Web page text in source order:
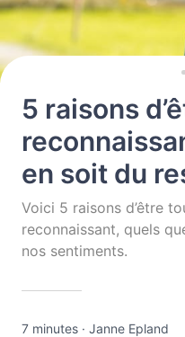
5 raisons
en soit du
Voici 5 raisons d’être
reconnaissant, quels
nos sentiments.
7 minutes · Janne Epland